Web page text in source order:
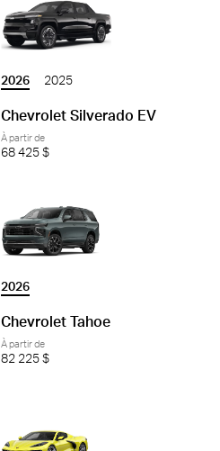
2026 2025
Chevrolet Silverado EV
À partir de
68 425 $
2026
Chevrolet Tahoe
À partir de
82 225 $